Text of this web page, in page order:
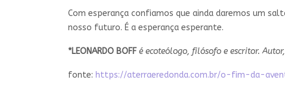
Com esperança confiamos que ainda daremos um
nosso futuro. É a esperança esperante.
*LEONARDO BOFF é ecoteólogo, filósofo e escritor.
fonte: https://aterraeredonda.com.br/o-fim-da-